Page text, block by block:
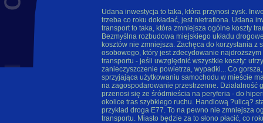
Udana inwestycja to taka, która przynosi zysk.
trzeba co roku dokładać, jest nietrafiona. Udana
transport to taka, która zmniejsza ogólne koszty
Bezmyślna rozbudowa miejskiego układu
kosztów nie zmniejsza. Zachęca do korzystania z
osobowego, który jest zdecydowanie najdroższym
transportu - jeśli uwzględnić wszystkie koszty:
zanieczyszczenie powietrza, wypadki... Co
sprzyjająca użytkowaniu samochodu w mieście
na zagospodarowanie przestrzenne. Działalność
przenosi się ze śródmieścia na peryferia - do
okolice tras szybkiego ruchu. Handlową ?ulicą?
przykład droga E77. To na pewno nie zmniejsza
transportu. Miasto będzie za to słono płacić, co